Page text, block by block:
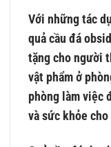
Với những tác
quả cầu đá
tặng cho người
vật phẩm ở
phòng làm việc
và sức khỏe cho